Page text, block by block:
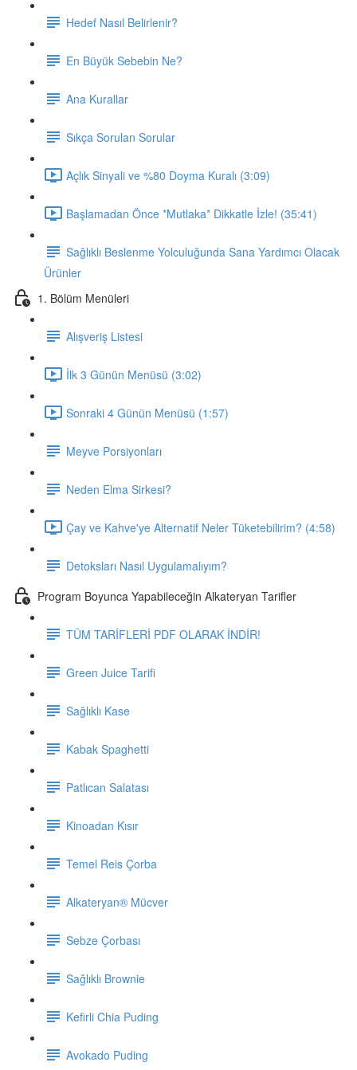
Hedef Nasıl Belirlenir?
En Büyük Sebebin Ne?
Ana Kurallar
Sıkça Sorulan Sorular
Açlık Sinyali ve %80 Doyma Kuralı (3:09)
Başlamadan Önce *Mutlaka* Dikkatle İzle! (35:41)
Sağlıklı Beslenme Yolculuğunda Sana Yardımcı Olacak
Ürünler
1. Bölüm Menüleri
Alışveriş Listesi
İlk 3 Günün Menüsü (3:02)
Sonraki 4 Günün Menüsü (1:57)
Meyve Porsiyonları
Neden Elma Sirkesi?
Çay ve Kahve'ye Alternatif Neler Tüketebilirim? (4:58)
Detoksları Nasıl Uygulamalıyım?
Program Boyunca Yapabileceğin Alkateryan Tarifler
TÜM TARİFLERİ PDF OLARAK İNDİR!
Green Juice Tarifi
Sağlıklı Kase
Kabak Spaghetti
Patlıcan Salatası
Kinoadan Kısır
Temel Reis Çorba
Alkateryan® Mücver
Sebze Çorbası
Sağlıklı Brownie
Kefirli Chia Puding
Avokado Puding